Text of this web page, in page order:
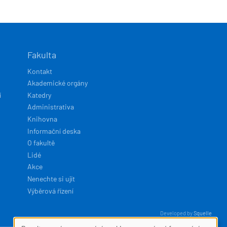
Fakulta
Kontakt
Akademické orgány
Katedry
Administrativa
Knihovna
Informační deska
O fakultě
Lidé
Akce
Nenechte si ujít
Výběrová řízení
Developed bySquelle